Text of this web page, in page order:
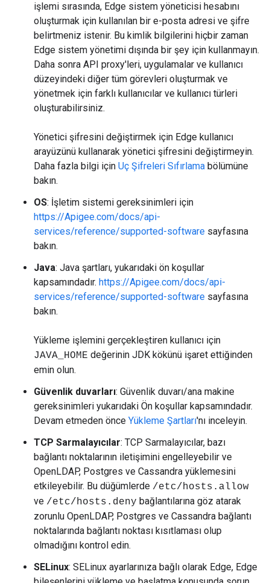
işlemi sırasında, Edge sistem yöneticisi hesabını
oluşturmak için kullanılan bir e-posta adresi ve şifre
belirtmeniz istenir. Bu kimlik bilgilerini hiçbir zaman
Edge sistem yönetimi dışında bir şey için kullanmayın.
Daha sonra API proxy'leri, uygulamalar ve kullanıcı
düzeyindeki diğer tüm görevleri oluşturmak ve
yönetmek için farklı kullanıcılar ve kullanıcı türleri
oluşturabilirsiniz.
Yönetici şifresini değiştirmek için Edge kullanıcı
arayüzünü kullanarak yönetici şifresini değiştirmeyin.
Daha fazla bilgi için Uç Şifreleri Sıfırlama bölümüne
bakın.
OS: İşletim sistemi gereksinimleri için
https://Apigee.com/docs/api-
services/reference/supported-software sayfasına
bakın.
Java: Java şartları, yukarıdaki ön koşullar
kapsamındadır. https://Apigee.com/docs/api-
services/reference/supported-software sayfasına
bakın.
Yükleme işlemini gerçekleştiren kullanıcı için
JAVA_HOME değerinin JDK kökünü işaret ettiğinden
emin olun.
Güvenlik duvarları: Güvenlik duvarı/ana makine
gereksinimleri yukarıdaki Ön koşullar kapsamındadır.
Devam etmeden önce Yükleme Şartları'nı inceleyin.
TCP Sarmalayıcılar: TCP Sarmalayıcılar, bazı
bağlantı noktalarının iletişimini engelleyebilir ve
OpenLDAP, Postgres ve Cassandra yüklemesini
etkileyebilir. Bu düğümlerde /etc/hosts.allow
ve /etc/hosts.deny bağlantılarına göz atarak
zorunlu OpenLDAP, Postgres ve Cassandra bağlantı
noktalarında bağlantı noktası kısıtlaması olup
olmadığını kontrol edin.
SELinux: SELinux ayarlarınıza bağlı olarak Edge, Edge